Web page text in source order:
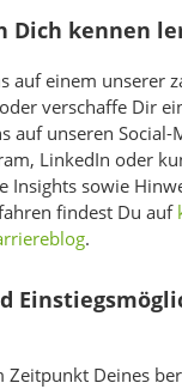
Dich kennen
auf einem unserer
verschaffe Dir
auf unseren Social-
LinkedIn oder
Insights sowie
findest Du auf
.
Zeitpunkt Deines